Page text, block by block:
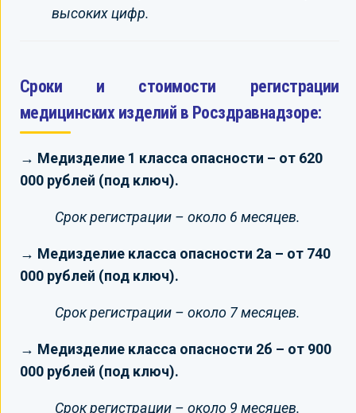
высоких цифр.
Сроки и стоимости регистрации
медицинских изделий в Росздравнадзоре:
→ Медизделие 1 класса опасности – от 620
000 рублей (под ключ).
Срок регистрации – около 6 месяцев.
→ Медизделие класса опасности 2а – от 740
000 рублей (под ключ).
Срок регистрации – около 7 месяцев.
→ Медизделие класса опасности 2б – от 900
000 рублей (под ключ).
Срок регистрации – около 9 месяцев.